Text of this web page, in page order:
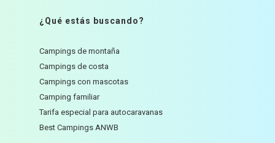
¿Qué estás buscando?
Campings de montaña
Campings de costa
Campings con mascotas
Camping familiar
Tarifa especial para autocaravanas
Best Campings ANWB